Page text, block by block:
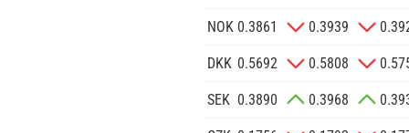
NOK 0.3861 0.3939
DKK 0.5692 0.5808
SEK 0.3890 0.3968